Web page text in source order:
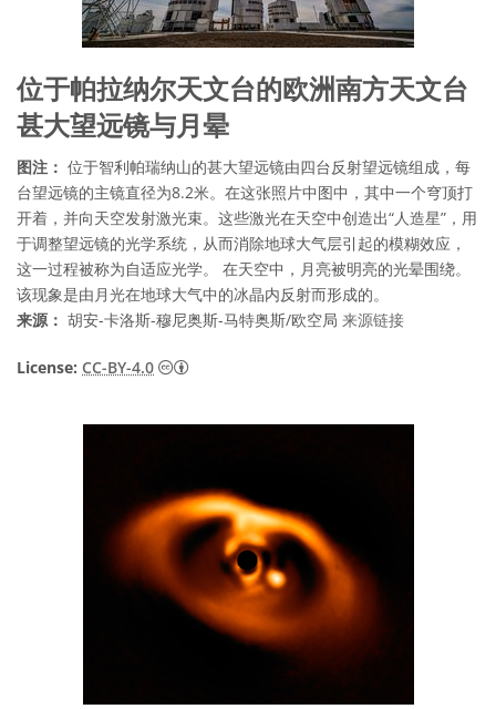
位于帕拉纳尔天文台的欧洲南方天文台
甚大望远镜与月晕
图注： 位于智利帕瑞纳山的甚大望远镜由四台反射望远镜组成，每
台望远镜的主镜直径为8.2米。在这张照片中图中，其中一个穹顶打
开着，并向天空发射激光束。这些激光在天空中创造出“人造星”，用
于调整望远镜的光学系统，从而消除地球大气层引起的模糊效应，
这一过程被称为自适应光学。 在天空中，月亮被明亮的光晕围绕。
该现象是由月光在地球大气中的冰晶内反射而形成的。
来源： 胡安-卡洛斯-穆尼奥斯-马特奥斯/欧空局 来源链接
License: CC-BY-4.0 知识共享许可协议 署名 4.0 国际 (CC BY